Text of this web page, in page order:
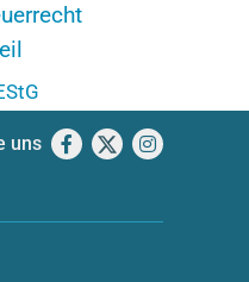
uns Facebook
X Instagram